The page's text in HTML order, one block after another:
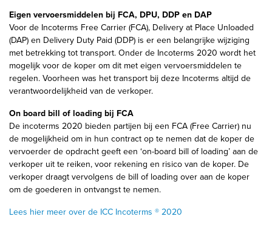
Eigen vervoersmiddelen bij FCA, DPU, DDP en DAP
Voor de Incoterms Free Carrier (FCA), Delivery at Place Unloaded
(DAP) en Delivery Duty Paid (DDP) is er een belangrijke wijziging
met betrekking tot transport. Onder de Incoterms 2020 wordt het
mogelijk voor de koper om dit met eigen vervoersmiddelen te
regelen. Voorheen was het transport bij deze Incoterms altijd de
verantwoordelijkheid van de verkoper.
On board bill of loading bij FCA
De incoterms 2020 bieden partijen bij een FCA (Free Carrier) nu
de mogelijkheid om in hun contract op te nemen dat de koper de
vervoerder de opdracht geeft een ‘on-board bill of loading’ aan de
verkoper uit te reiken, voor rekening en risico van de koper. De
verkoper draagt vervolgens de bill of loading over aan de koper
om de goederen in ontvangst te nemen.
Lees hier meer over de ICC Incoterms ® 2020